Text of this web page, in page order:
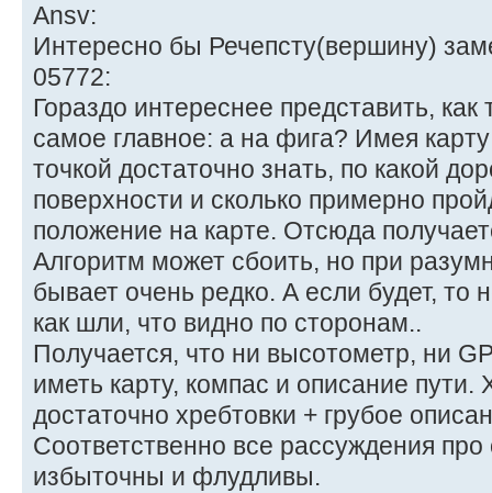
Ansv:
Интересно бы Речепсту(вершину)
05772:
Гораздо интереснее представить,
самое главное: а на фига? Имея
точкой достаточно знать, по какой
поверхности и сколько примерно
положение на карте. Отсюда
Алгоритм может сбоить, но при
бывает очень редко. А если будет, то
как шли, что видно по сторонам..
Получается, что ни высотометр, ни
иметь карту, компас и описание
достаточно хребтовки + грубое
Соответственно все рассуждения
избыточны и флудливы.